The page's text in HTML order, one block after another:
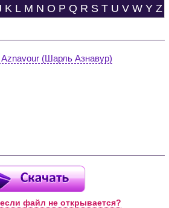
K L M N O P Q R S T U V W Y Z
Aznavour (Шарль Азнавур)
файл не открывается?